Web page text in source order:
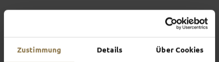
Zustimmung Details Über Cookies